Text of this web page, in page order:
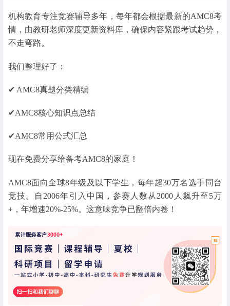
机构教育专注竞赛辅导多年，每年都会根据最新的AMC8考
情，由教研老师深度更新资料库，确保内容紧跟考试趋势，
不走弯路。
我们整理好了：
✔ AMC8真题分类精编
✔AMC8核心知识点总结
✔AMC8常用公式汇总
现在免费分享给备考AMC8的家庭！
AMC8面向全球8年级及以下学生，每年超30万名选手同台
竞技。自2006年引入中国，参赛人数从2000人飙升至5万
+，年增速20%-25%。这意味竞争已翻倍内卷！